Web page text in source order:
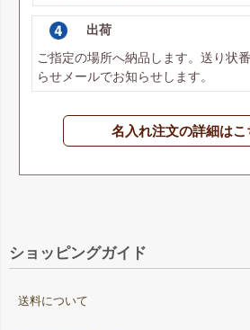
出荷
ご指定の場所へ納品します。送り状
らせメールでお知らせします。
名入れ注文の詳細はこ
ショッピングガイド
送料について